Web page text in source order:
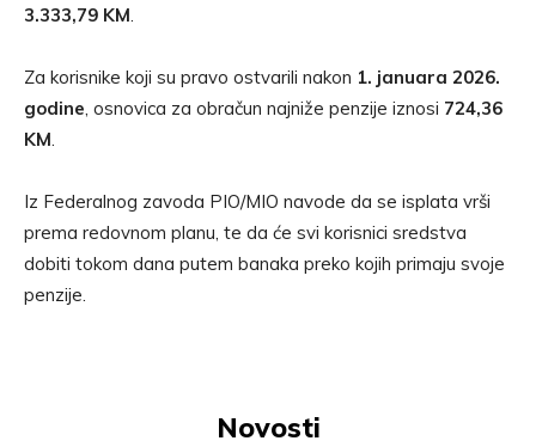
3.333,79 KM.
Za korisnike koji su pravo ostvarili nakon 1. januara 2026.
godine, osnovica za obračun najniže penzije iznosi 724,36
KM.
Iz Federalnog zavoda PIO/MIO navode da se isplata vrši
prema redovnom planu, te da će svi korisnici sredstva
dobiti tokom dana putem banaka preko kojih primaju svoje
penzije.
Novosti